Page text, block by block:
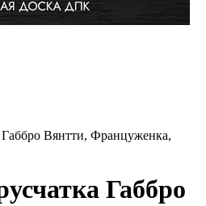
Габбро Вянтти, Француженка,
Габбро